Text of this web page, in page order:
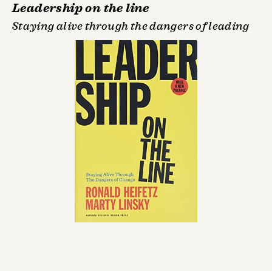
Leadership on the line
Staying alive through the dangers of leading